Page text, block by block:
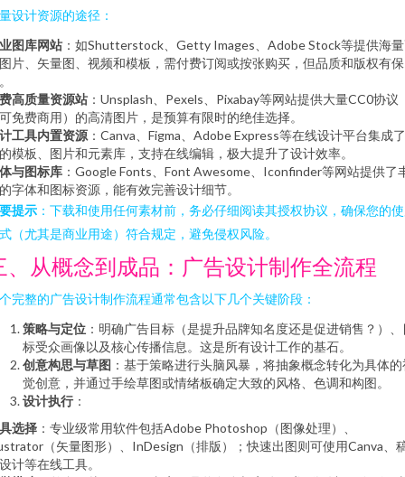
设计资源的途径：
图库网站 ：如Shutterstock、Getty Images、Adobe Stock等提供海
片、矢量图、视频和模板，需付费订阅或按张购买，但品质和版权有保
高质量资源站 ：Unsplash、Pexels、Pixabay等网站提供大量CC0协议
免费商用）的高清图片，是预算有限时的绝佳选择。
工具内置资源 ：Canva、Figma、Adobe Express等在线设计平台集成
模板、图片和元素库，支持在线编辑，极大提升了设计效率。
与图标库 ：Google Fonts、Font Awesome、Iconfinder等网站提供了
字体和图标资源，能有效完善设计细节。
提示 ：下载和使用任何素材前，务必仔细阅读其授权协议，确保您的
（尤其是商业用途）符合规定，避免侵权风险。
、从概念到成品：广告设计制作全流程
完整的广告设计制作流程通常包含以下几个关键阶段：
策略与定位 ：明确广告目标（是提升品牌知名度还是促进销售？）、
标受众画像以及核心传播信息。这是所有设计工作的基石。
创意构思与草图 ：基于策略进行头脑风暴，将抽象概念转化为具体的
觉创意，并通过手绘草图或情绪板确定大致的风格、色调和构图。
设计执行 ：
选择 ：专业级常用软件包括Adobe Photoshop（图像处理）、
（矢量图形）、InDesign（排版）；快速出图则可使用Canva、
计等在线工具。